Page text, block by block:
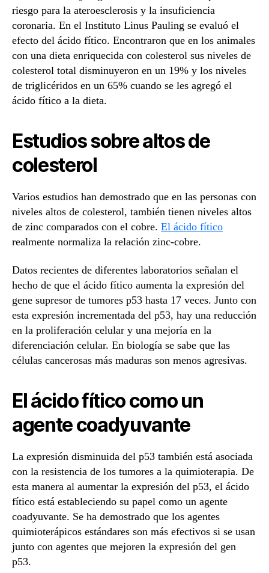
riesgo para la ateroesclerosis y la insuficiencia
coronaria. En el Instituto Linus Pauling se evaluó el
efecto del ácido fítico. Encontraron que en los animales
con una dieta enriquecida con colesterol sus niveles de
colesterol total disminuyeron en un 19% y los niveles
de triglicéridos en un 65% cuando se les agregó el
ácido fítico a la dieta.
Estudios sobre altos de
colesterol
Varios estudios han demostrado que en las personas con
niveles altos de colesterol, también tienen niveles altos
de zinc comparados con el cobre. El ácido fítico
realmente normaliza la relación zinc-cobre.
Datos recientes de diferentes laboratorios señalan el
hecho de que el ácido fítico aumenta la expresión del
gene supresor de tumores p53 hasta 17 veces. Junto con
esta expresión incrementada del p53, hay una reducción
en la proliferación celular y una mejoría en la
diferenciación celular. En biología se sabe que las
células cancerosas más maduras son menos agresivas.
El ácido fítico como un
agente coadyuvante
La expresión disminuida del p53 también está asociada
con la resistencia de los tumores a la quimioterapia. De
esta manera al aumentar la expresión del p53, el ácido
fítico está estableciendo su papel como un agente
coadyuvante. Se ha demostrado que los agentes
quimioterápicos estándares son más efectivos si se usan
junto con agentes que mejoren la expresión del gen
p53.